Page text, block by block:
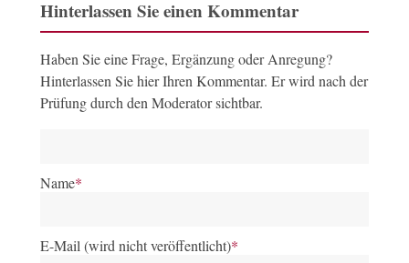
Hinterlassen Sie einen Kommentar
Haben Sie eine Frage, Ergänzung oder Anregung?
Hinterlassen Sie hier Ihren Kommentar. Er wird nach der
Prüfung durch den Moderator sichtbar.
Name*
E-Mail (wird nicht veröffentlicht)*